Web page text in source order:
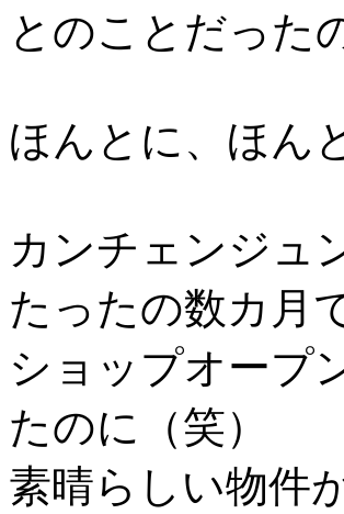
とのことだった
ほんとに、ほん
カンチェンジュ
たったの数カ月
ショップオープ
たのに（笑）
素晴らしい物件